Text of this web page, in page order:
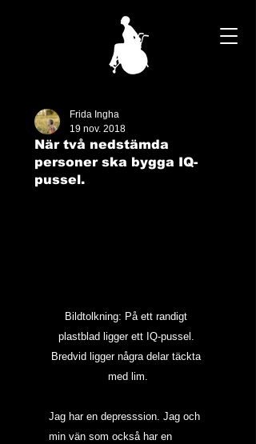
När två nedstämda
personer ska bygga IQ-
pussel.
Frida Ingha
19 nov. 2018
Bildtolkning: På ett randigt
plastblad ligger ett IQ-pussel.
Bredvid ligger några delar täckta
med lim.
Jag har en depresssion. Jag och
min vän som också har en